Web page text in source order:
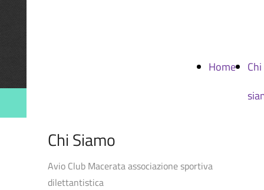
Home
Chi
Chi Siamo
Avio Club Macerata associazione sportiva
dilettantistica